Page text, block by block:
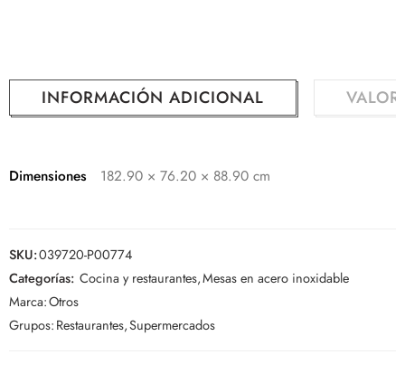
INFORMACIÓN ADICIONAL
Dimensiones 182.90 × 76.20 × 88.90 cm
SKU:039720-P00774
Categorías: Cocina y restaurantes,Mesas en acero inoxidable
Marca:Otros
Grupos:Restaurantes,Supermercados